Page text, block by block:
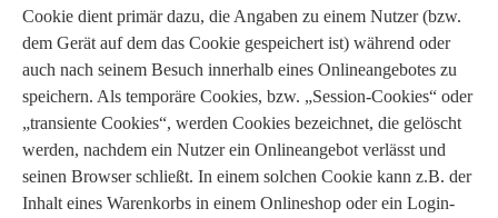
Cookie dient primär dazu, die Angaben zu einem Nutzer (bzw.
dem Gerät auf dem das Cookie gespeichert ist) während oder
auch nach seinem Besuch innerhalb eines Onlineangebotes zu
speichern. Als temporäre Cookies, bzw. „Session-Cookies“ oder
„transiente Cookies“, werden Cookies bezeichnet, die gelöscht
werden, nachdem ein Nutzer ein Onlineangebot verlässt und
seinen Browser schließt. In einem solchen Cookie kann z.B. der
Inhalt eines Warenkorbs in einem Onlineshop oder ein Login-